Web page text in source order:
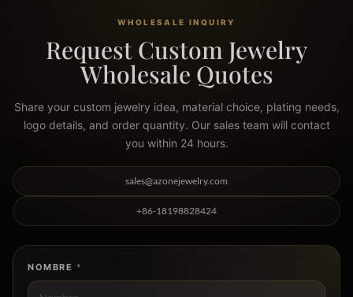
WHOLESALE INQUIRY
Request Custom Jewelry
Wholesale Quotes
Share your custom jewelry idea, material choice, plating needs,
logo details, and order quantity. Our sales team will contact
you within 24 hours.
sales@azonejewelry.com
+86-18198828424
NOMBRE *